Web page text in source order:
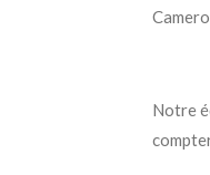
Notre